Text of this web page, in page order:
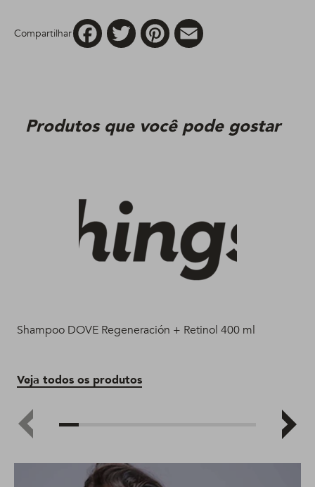
Compartilhar
FacebookTwitter Pinterest
Produtos que você pode gostar
Shampoo DOVE Regeneración + Retinol 400 ml
Veja todos os produtos